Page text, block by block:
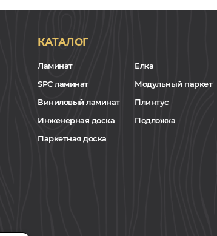
КАТАЛОГ
Ламинат
SPC ламинат
Виниловый ламинат
Инженерная доска
Паркетная доска
Елка
Модульный паркет
Плинтус
Подложка